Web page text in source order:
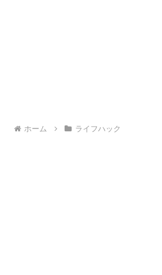
ホーム ライフハック